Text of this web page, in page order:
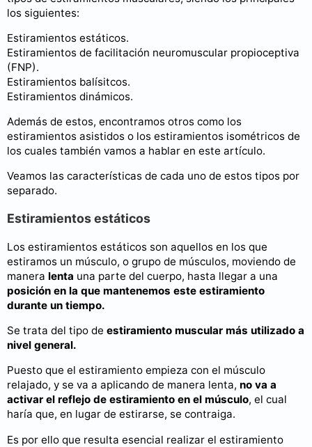
los siguientes:
Estiramientos estáticos.
Estiramientos de facilitación neuromuscular propioceptiva
(FNP).
Estiramientos balísitcos.
Estiramientos dinámicos.
Además de estos, encontramos otros como los
estiramientos asistidos o los estiramientos isométricos de
los cuales también vamos a hablar en este artículo.
Veamos las características de cada uno de estos tipos por
separado.
Estiramientos estáticos
Los estiramientos estáticos son aquellos en los que
estiramos un músculo, o grupo de músculos, moviendo de
manera lenta una parte del cuerpo, hasta llegar a una
posición en la que mantenemos este estiramiento
durante un tiempo.
Se trata del tipo de estiramiento muscular más utilizado a
nivel general.
Puesto que el estiramiento empieza con el músculo
relajado, y se va a aplicando de manera lenta, no va a
activar el reflejo de estiramiento en el músculo, el cual
haría que, en lugar de estirarse, se contraiga.
Es por ello que resulta esencial realizar el estiramiento